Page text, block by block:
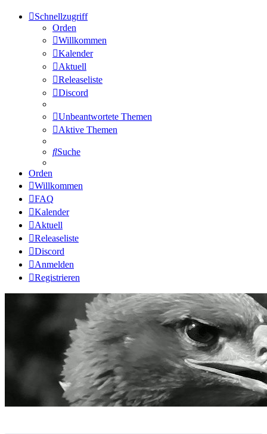
Schnellzugriff
Orden
Willkommen
Kalender
Aktuell
Releaseliste
Discord
Unbeantwortete Themen
Aktive Themen
Suche
Orden
Willkommen
FAQ
Kalender
Aktuell
Releaseliste
Discord
Anmelden
Registrieren